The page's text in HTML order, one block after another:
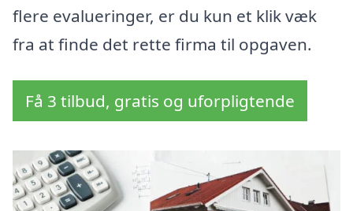
flere evalueringer, er du kun et klik væk
fra at finde det rette firma til opgaven.
Få 3 tilbud, gratis og uforpligtende